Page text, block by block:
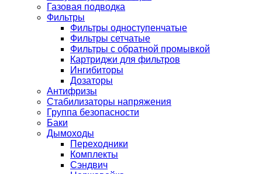
Газовая подводка
Фильтры
Фильтры одноступенчатые
Фильтры сетчатые
Фильтры с обратной промывкой
Картриджи для фильтров
Ингибиторы
Дозаторы
Антифризы
Стабилизаторы напряжения
Группа безопасности
Баки
Дымоходы
Переходники
Комплекты
Сэндвич